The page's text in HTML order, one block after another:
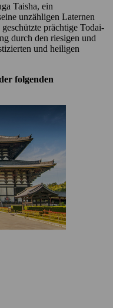
Taisha, ein
unzähligen Laternen
prächtige Todai-
durch den riesigen und
und heiligen
folgenden